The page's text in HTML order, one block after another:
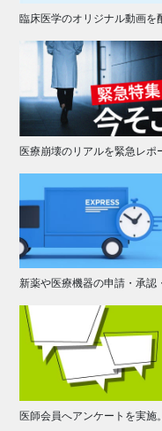
臨床医学のオリジナル動画を
医療崩壊のリアルを緊急レポ
新薬や医療機器の申請・承認
医師会員へアンケートを実施